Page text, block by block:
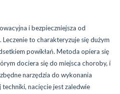
i bezpieczniejsza od
to charakteryzuje się dużym
powikłań. Metoda opiera się
dociera się do miejsca choroby, i
narzędzia do wykonania
nacięcie jest zaledwie